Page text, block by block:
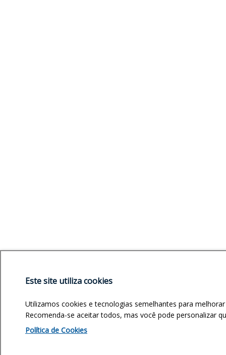
Este site utiliza cookies
Utilizamos cookies e tecnologias semelhantes para
Recomenda-se aceitar todos, mas você pode personalizar
Política de Cookies